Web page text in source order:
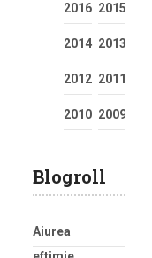
2016 2015
2014 2013
2012 2011
2010 2009
Blogroll
Aiurea